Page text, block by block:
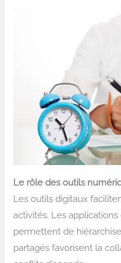
Le rôle des outils
Les outils digitaux
activités. Les
permettent de
partagés favorisent la